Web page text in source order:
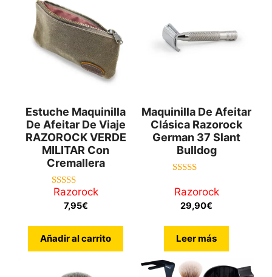
Estuche Maquinilla
De Afeitar De Viaje
RAZOROCK VERDE
MILITAR Con
Cremallera
5.00
de 5
Razorock
7,95€
Añadir al carrito
Maquinilla De Afeitar
Clásica Razorock
German 37 Slant
Bulldog
de 5
Razorock
29,90€
Leer más